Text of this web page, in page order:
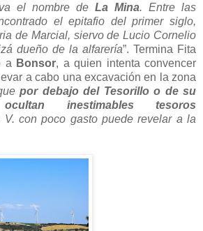
el nombre de La Mina. Entre las
el epitafio del primer siglo,
de Marcial, siervo de Lucio Cornelio
dueño de la alfarería”. Termina Fita
a Bonsor, a quien intenta convencer
a cabo una excavación en la zona
por debajo del Tesorillo o de su
inestimables tesoros
V. con poco gasto puede revelar a la